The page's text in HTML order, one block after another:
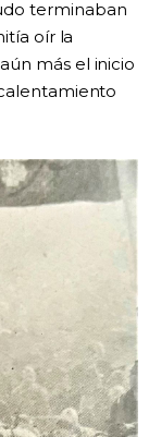
terminaban
oír la
más el inicio